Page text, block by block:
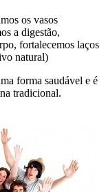
os vasos
a digestão,
fortalecemos laços
natural)
forma saudável e é
tradicional.